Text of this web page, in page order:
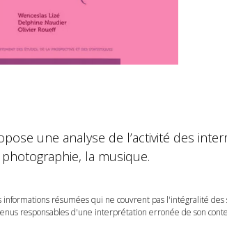
une analyse de l’activité des
photographie, la musique.
résumées qui ne couvrent pas l'intégralité
responsables d'une interprétation erronée de son